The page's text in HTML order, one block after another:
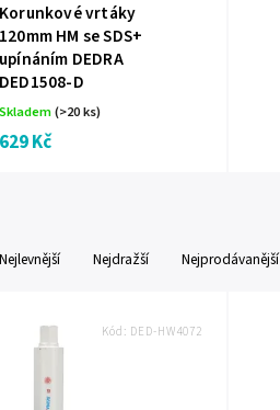
Korunkové vrtáky
120mm HM se SDS+
upínáním DEDRA
DED1508-D
Skladem(>20 ks)
629 Kč
Nejlevnější Nejdražší Nejprodávanější
Kód: DED-HW4072